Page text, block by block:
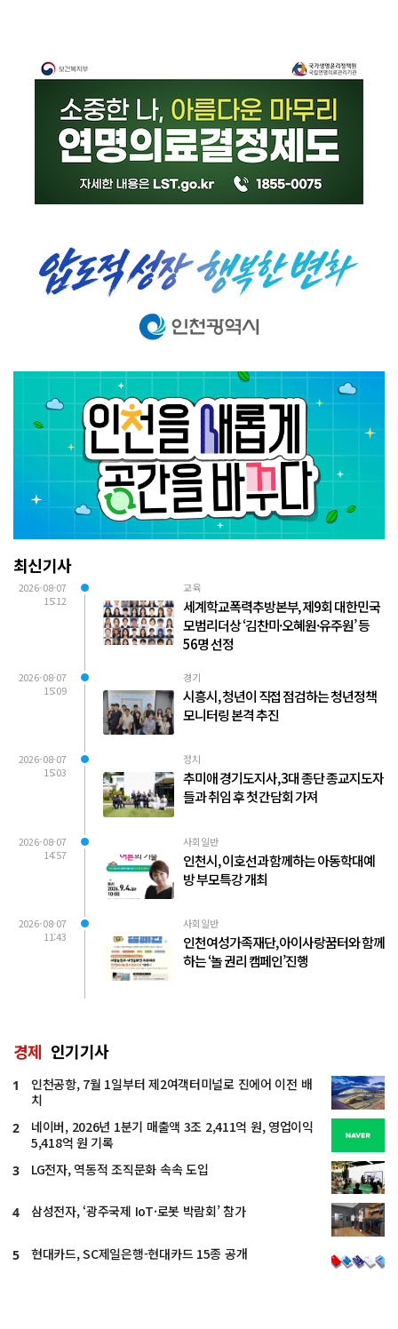
최신기사
2026-08-07
15:12
교육
세계학교폭력추방본부, 제9회 대한민국
모범리더상 ‘김찬미·오혜원·유주원’ 등
56명 선정
2026-08-07
15:09
경기
시흥시, 청년이 직접 점검하는 청년정책
모니터링 본격 추진
2026-08-07
15:03
정치
추미애 경기도지사, 3대 종단 종교지도자
들과 취임 후 첫 간담회 가져
2026-08-07
14:57
사회일반
인천시, 이호선과 함께하는 아동학대예
방 부모특강 개최
2026-08-07
11:43
사회일반
인천여성가족재단, 아이사랑꿈터와 함께
하는 ‘놀 권리 캠페인’진행
경제 인기기사
1
인천공항, 7월 1일부터 제2여객터미널로 진에어 이전 배
치
2
네이버, 2026년 1분기 매출액 3조 2,411억 원, 영업이익
5,418억 원 기록
3 LG전자, 역동적 조직문화 속속 도입
4 삼성전자, ‘광주국제 IoT·로봇 박람회’ 참가
5 현대카드, SC제일은행-현대카드 15종 공개